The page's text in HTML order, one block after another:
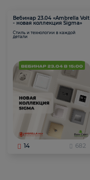
Вебинар 23.04 «Ambrella Volt
- новая коллекция Sigma»
Стиль и технологии в каждой
детали
14 682